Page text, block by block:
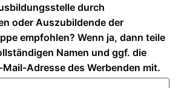
durch
oder Auszubildende der
empfohlen? Wenn ja, dann teile
Namen und ggf. die
Adresse des Werbenden mit.